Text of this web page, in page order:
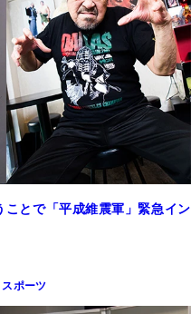
ことで「平成維震軍」緊急イン
スポーツ